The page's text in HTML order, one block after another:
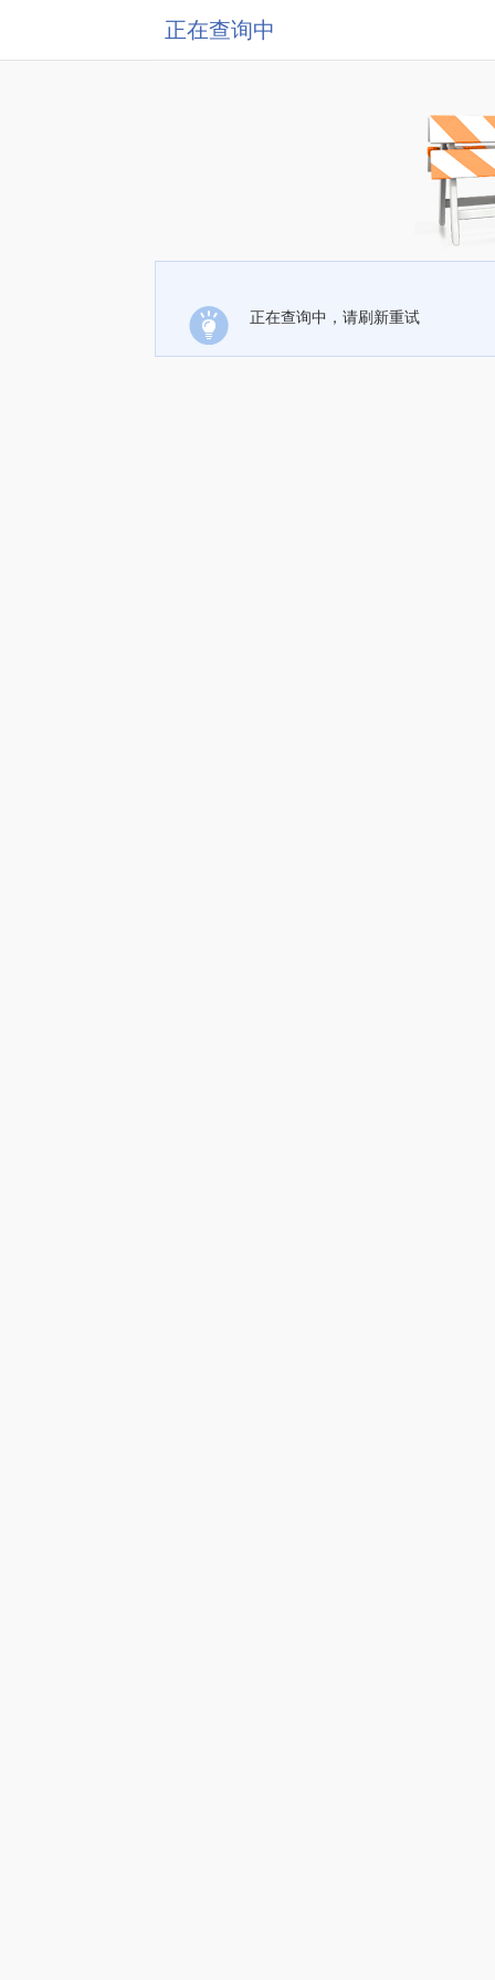
正在查询中
正在查询中，请刷新重试